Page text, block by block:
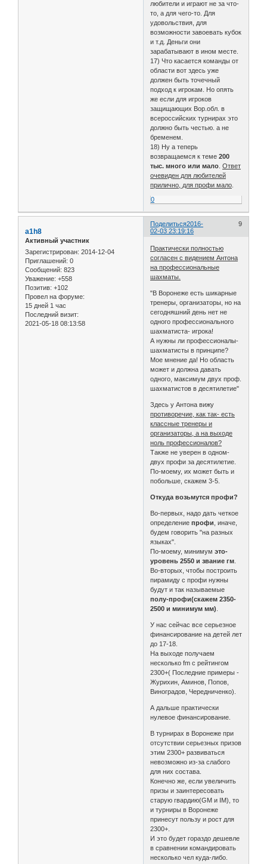
любители и играют не за что-
то, а для чего-то. Для
удовольствия, для
возможности завоевать кубок
и т.д. Деньги они
зарабатывают в ином месте.
17) Что касается команды от
области вот здесь уже
должен быть точечный
подход к игрокам. Но опять
же если для игроков
защищающих Вор.обл. в
всероссийских турнирах это
должно быть честью. а не
бременем.
18) Ну а теперь
возвращаемся к теме 200
тыс. много или мало .Ответ
очевиден для любителей
прилично, для профи мало
0
Поделиться 9
2016-
02-03 23:19:16
a1h8
Активный участник
Зарегистрирован: 2014-12-04
Приглашений: 0
Сообщений: 823
Уважение: +558
Позитив: +102
Провел на форуме:
15 дней 1 час
Последний визит:
2021-05-18 08:13:58
Практически полностью
согласен с видением Антона
на профессиональные
шахматы.
"В Воронеже есть шикарные
тренеры, организаторы, но на
сегодняшний день нет не
одного профессионального
шахматиста- игрока!
А нужны ли профессионалы-
шахматисты в принципе?
Мое мнение да! Но область
может и должна давать
одного, максимум двух проф.
шахматистов в десятилетие"
Здесь у Антона вижу
противоречие, как так- есть
классные тренеры и
организаторы, а на выходе
ноль профессионалов?
Также не уверен в одном-
двух профи за десятилетие.
По-моему, их может быть и
побольше, скажем 3-5.
Откуда возьмутся профи?
Во-первых, надо дать четкое
определениепрофи , иначе,
будем говорить "на разных
языках".
По-моему, минимумэто-
уровень 2550 и звание гм
Во-вторых, чтобы построить
пирамиду с профи нужны
будут и так называемые
полу-профи(скажем 2350-
2500 и минимум мм)
У нас сейчас все серьезное
финансирование на детей лет
до 17-18.
На выходе получаем
несколько fm с рейтингом
2300+( Последние примеры -
Журихин, Аминов, Попов,
Виноградов, Чередниченко).
А дальше практически
нулевое финансирование.
В турнирах в Воронеже при
отсутствии серьезных призов
этим 2300+ развиваться
невозможно из-за слабого
для них состава.
Конечно же, если увеличить
призы и заинтересовать
старую гвардию(GM и IM), то
и турниры в Воронеже
принесут пользу и рост для
2300+.
И это будет гораздо дешевле
в сравнении командировать
несколько чел куда-либо.